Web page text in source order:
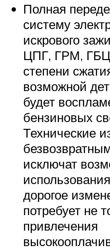
Полная
систему
искрового
ЦПГ, ГРМ,
степени
возможной
будет
бензиновых
Технические
исключат
дорогое
потребует не
привлечения